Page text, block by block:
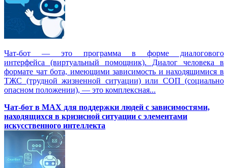
Чат-бот — это программа в форме диалогового
интерфейса (виртуальный помощник). Диалог человека в
формате чат бота, имеющими зависимость и находящимися в
ТЖС (трудной жизненной ситуации) или СОП (социально
опасном положении), — это комплексная...
Чат-бот в MAX для поддержки людей с зависимостями,
находящихся в кризисной ситуации с элементами
искусственного интеллекта